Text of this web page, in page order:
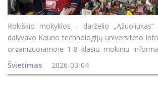
Rokiškio mokyklos – darželio
dalyvavo Kauno technologijų universiteto
organizuojamoje 1-8 klasių mokinių
(IT) konferencijoje - „Informiko žinių
Švietimas 2026-03-04